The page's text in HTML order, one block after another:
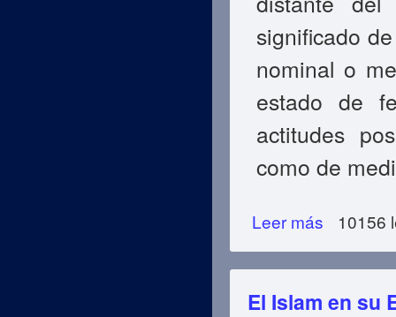
significado
nominal o
estado de
actitudes
como de
Leer más sobre El
10156
El Islam en su